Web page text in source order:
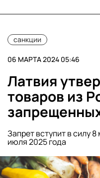
санкции
06 МАРТА 2024 05:46
Латвия
товаров из
Запрет вступит в силу
июля 2025 года